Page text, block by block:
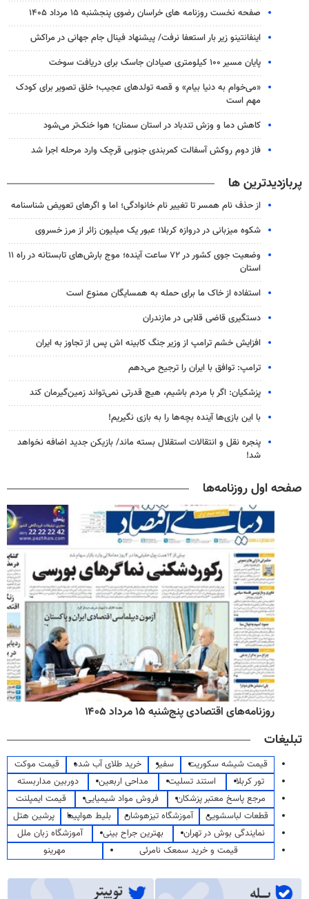
صفحه نخست روزنامه های خراسان رضوی پنجشنبه ۱۵ مرداد ۱۴۰۵
اینفانتینو زیر بار استعفا نرفت/ پیشنهاد فینال جام جهانی در مراکش
پایان مسیر ۱۰۰ کیلومتری صیادان جاسک برای دریافت سوخت
«می‌خوام به دنیا بیام» و قصه تولدهای عجیب؛ خلق تصویر برای کودک
مهم است
کاهش دما و وزش تندباد در استان سمنان؛ هوا خنک‌تر می‌شود
فاز دوم روکش آسفالت کمربندی جنوبی قرچک وارد مرحله اجرا شد
پربازدیدترین ها
از حذف نام همسر تا تغییر نام خانوادگی؛ اما و اگرهای تعویض شناسنامه
شکوه میزبانی در دروازه کربلا؛ عبور یک میلیون زائر از مرز خسروی
وضعیت جوی کشور در ۷۲ ساعت آینده؛ موج بارش‌های تابستانه در راه ۱۱
استان
استفاده از خاک ما برای حمله به همسایگان ممنوع است
دستگیری قاضی قلابی در مازندران
افزایش خشم ترامپ از وزیر جنگ کابینه اش پس از تجاوز به ایران
ترامپ: توافق با ایران را ترجیح می‌دهم
پزشکیان: اگر با مردم باشیم، هیچ قدرتی نمی‌تواند زمین‌گیرمان کند
با این بازی‌ها آینده بچه‌ها را به بازی نگیریم!
پنجره‌ نقل و انتقالات استقلال بسته ماند/ بازیکن جدید اضافه نخواهد
شد!
صفحه اول روزنامه‌ها
روزنامه‌های اقتصادی پنج‌شنبه ۱۵ مرداد ۱۴۰۵
تبلیغات
قیمت شیشه سکوریت سفیر خرید طلای آب شده
قیمت موکت
تور کربلا
استند تسلیت مداحی اربعین
دوربین مداربسته
مرجع پاسخ معتبر پزشکان
فروش مواد شیمیایی
قیمت ایمپلنت
قطعات لباسشویی
آموزشگاه تیزهوشان بلیط هواپیما
پرشین هتل
نمایندگی بوش در تهران
بهترین جراح بینی
آموزشگاه زبان ملل
قیمت و خرید سمعک نامرئی
مهرینو